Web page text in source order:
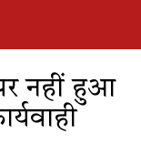
पर नहीं हुआ